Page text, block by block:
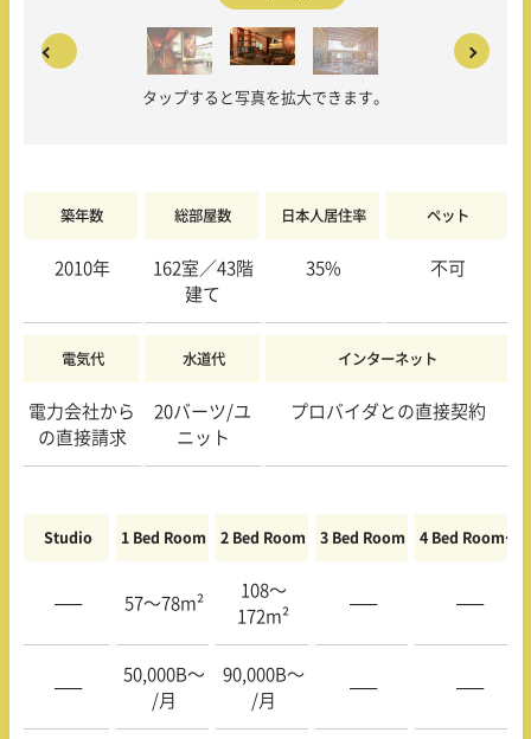
タップすると写真を拡大できます。
築年数 総部屋数 日本人居住率 ペット
2010年
162室／43階
建て
35% 不可
電気代 水道代 インターネット
電力会社から
の直接請求
20バーツ/ユ
ニット
プロバイダとの直接契約
Studio 1 Bed Room 2 Bed Room 3 Bed Room 4 Bed Room〜
—– 57〜78m²
108〜
172m²
—– —–
—–
50,000B〜
/月
90,000B〜
/月
—– —–